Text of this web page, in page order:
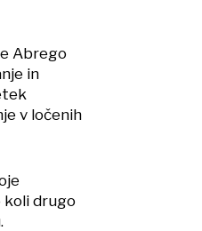
Abrego
in
v ločenih
koli drugo